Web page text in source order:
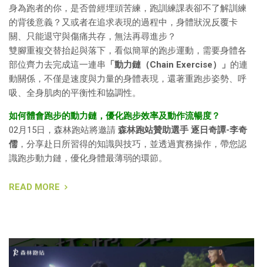
身為跑者的你，是否曾經埋頭苦練，跑訓練課表卻不了解訓練
的背後意義？又或者在追求表現的過程中，身體狀況反覆卡
關、只能退守與傷痛共存，無法再尋進步？
雙腳重複交替抬起與落下，看似簡單的跑步運動，需要身體各
部位齊力去完成這一連串
「動力鏈（Chain Exercise）」 的連
動關係，不僅是速度與力量的身體表現，還著重跑步姿勢、呼
吸、全身肌肉的平衡性和協調性。
如何體會跑步的動力鏈，優化跑步效率及動作流暢度？
02月15日，森林跑站將邀請 森林跑站贊助選手 逐日奇譚-李奇
儒 ，分享赴日所習得的知識與技巧，並透過實務操作，帶您認
識跑步動力鏈，優化身體最薄弱的環節。
READ MORE